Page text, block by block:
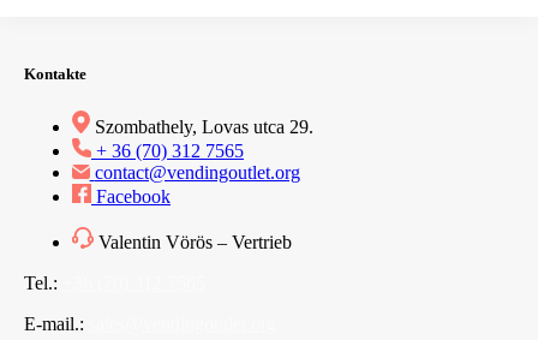
Kontakte
Szombathely, Lovas utca 29.
+ 36 (70) 312 7565
contact@vendingoutlet.org
Facebook
Valentin Vörös – Vertrieb
Tel.:
E-mail.: